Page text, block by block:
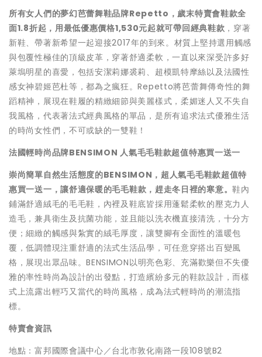
所有女人們的夢幻芭蕾舞鞋品牌Repetto ，歲末特賣會鞋款全
面1.8折起，用最低優惠價格1,530元起就可帶回經典鞋款 ，穿著
新鞋、帶著新希望一起迎接2017年的到來。材質上堅持選用觸感
與包覆性極佳的頂級皮革，穿著舒適柔軟，一直以來深受許多好
萊塢明星的喜愛，包括安潔莉娜裘莉、超模凱特摩絲以及法國性
感女神碧姬芭杜等，都為之瘋狂。Repetto將芭蕾舞傳奇性的舞
蹈精神，展現在鞋履的精緻細節與美麗樣式，柔媚迷人又不失自
我風格，代表著法式經典風格的單品，是所有追求法式優雅生活
的時尚女性們，不可或缺的一雙鞋！
法國輕時尚品牌BENSIMON 人氣毛毛鞋款超值特惠買一送一
崇尚簡單自然生活態度的BENSIMON ，超人氣毛毛鞋款超值特
惠買一送一，讓舒適保暖的毛毛鞋款，趕走冬日裡的寒意。鞋內
鋪滿舒適絨毛的毛毛鞋，內裡及鞋底皆採用蓬鬆柔軟的壓克力人
造毛，兼具衛生及抗菌功能，並且能以洗衣機直接清洗，十分方
便；細緻的觸感與紮實的絨毛厚度，讓雙腳有全面性的溫暖包
覆，低調體現注重舒適的法式生活品學，可任意穿搭出百變風
格，展現出眾品味。BENSIMON以明亮色彩、充滿歡樂但不失優
雅的率性時尚為設計的出發點，打造繽紛多元的鞋款設計，而樣
式上流露出輕巧又當代的時尚風格，成為法式輕時尚的潮流指
標。
特賣會資訊
地點：富邦國際會議中心／台北市敦化南路一段108號B2